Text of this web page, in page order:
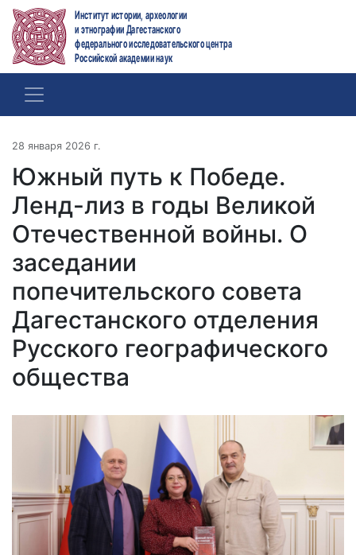
Институт истории, археологии
и этнографии Дагестанского
федерального исследовательского центра
Российской академии наук
28 января 2026 г.
Южный путь к Победе.
Ленд-лиз в годы Великой
Отечественной войны. О
заседании
попечительского совета
Дагестанского отделения
Русского географического
общества